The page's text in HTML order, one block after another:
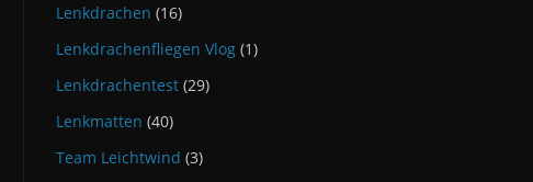
Lenkdrachen (16)
Lenkdrachenfliegen Vlog (1)
Lenkdrachentest (29)
Lenkmatten (40)
Team Leichtwind (3)